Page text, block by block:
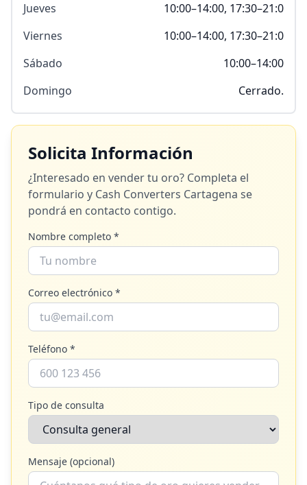
Jueves
10:00–14:00, 17:30–21:0
Viernes
10:00–14:00, 17:30–21:0
Sábado
10:00–14:00
Domingo
Cerrado.
Solicita Información
¿Interesado en vender tu oro? Completa el
formulario y Cash Converters Cartagena se
pondrá en contacto contigo.
Nombre completo *
Correo electrónico *
Teléfono *
Tipo de consulta
Mensaje (opcional)